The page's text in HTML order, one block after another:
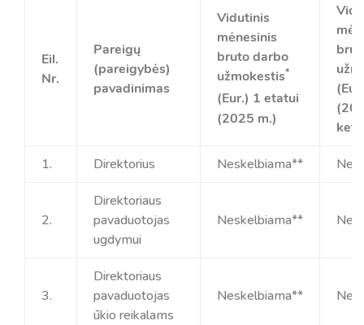
Eil.
Nr.
Pareigų
(pareigybės)
pavadinimas
Vidutinis
mėnesinis
bruto darbo
užmokestis*
(Eur.) 1 etatui
(2025 m.)
1. Direktorius Neskelbiama**
2.
Direktoriaus
pavaduotojas
ugdymui
Neskelbiama**
3.
Direktoriaus
pavaduotojas
ūkio reikalams
Neskelbiama**